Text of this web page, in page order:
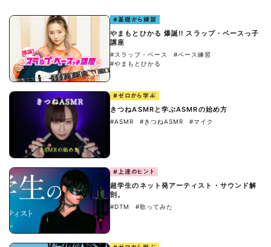
#基礎から練習
やまもとひかる 爆誕!! スラップ・ベースっ子
講座
#スラップ・ベース
#ベース練習
#やまもとひかる
#ゼロから学ぶ
きつねASMRと学ぶASMRの始め方
#ASMR #きつねASMR #マイク
#上達のヒント
超学生のネット発アーティスト・サウンド解
剖。
#DTM #歌ってみた